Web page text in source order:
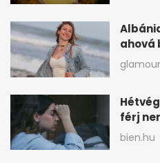
ahová
férj
a
bien.hu